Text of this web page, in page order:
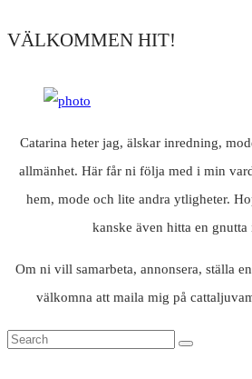
VÄLKOMMEN HIT!
Catarina heter jag, älskar inredning,
allmänhet. Här får ni följa med i min
hem, mode och lite andra ytligheter.
kanske även hitta en
Om ni vill samarbeta, annonsera, ställa
välkomna att maila mig på